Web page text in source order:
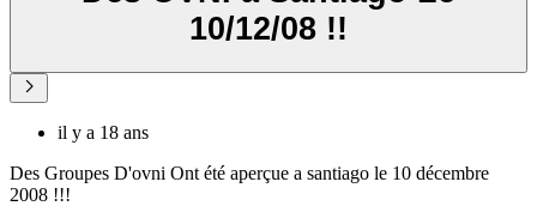
10/12/08 !!
il y a 18 ans
Des Groupes D'ovni Ont été aperçue a santiago le 10 décembre
2008 !!!